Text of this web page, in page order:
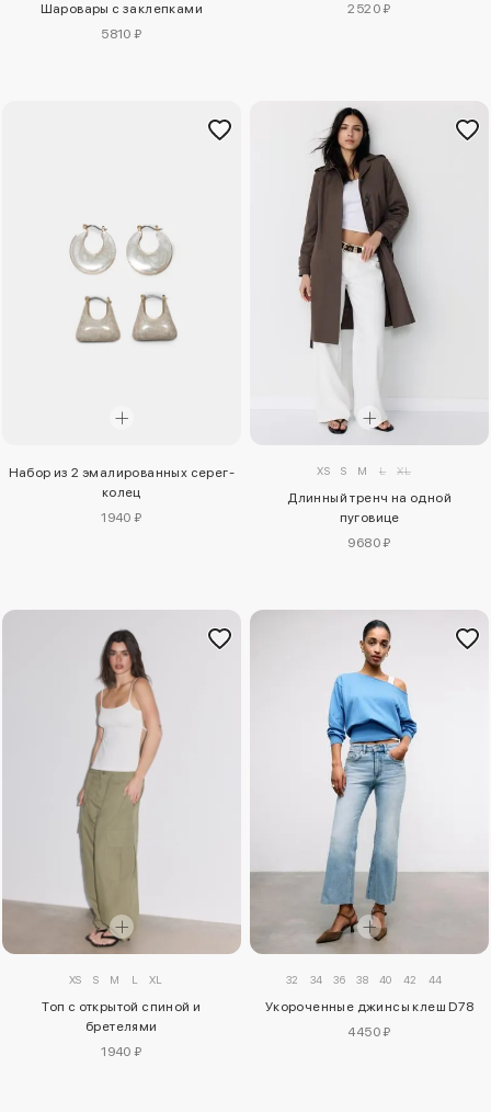
Шаровары с заклепками
5810 ₽
2520 ₽
Набор из 2 эмалированных серег-
колец
1940 ₽
XS S M L XL
Длинный тренч на одной
пуговице
9680 ₽
XS S M L XL
Топ с открытой спиной и
бретелями
1940 ₽
32 34 36 38 40 42 44
Укороченные джинсы клеш D78
4450 ₽